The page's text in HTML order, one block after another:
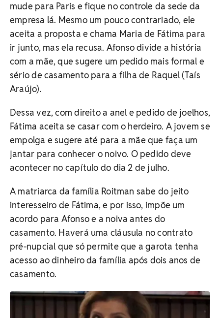
mude para Paris e fique no controle da sede da
empresa lá. Mesmo um pouco contrariado, ele
aceita a proposta e chama Maria de Fátima para
ir junto, mas ela recusa. Afonso divide a história
com a mãe, que sugere um pedido mais formal e
sério de casamento para a filha de Raquel (Taís
Araújo).
Dessa vez, com direito a anel e pedido de joelhos,
Fátima aceita se casar com o herdeiro. A jovem se
empolga e sugere até para a mãe que faça um
jantar para conhecer o noivo. O pedido deve
acontecer no capítulo do dia 2 de julho.
A matriarca da família Roitman sabe do jeito
interesseiro de Fátima, e por isso, impõe um
acordo para Afonso e a noiva antes do
casamento. Haverá uma cláusula no contrato
pré-nupcial que só permite que a garota tenha
acesso ao dinheiro da família após dois anos de
casamento.